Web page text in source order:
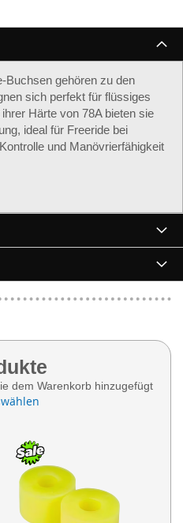
Buchsen gehören zu den
sich perfekt für flüssiges
Härte von 78A bieten sie
ideal für Freeride bei
und Manövrierfähigkeit
dem Warenkorb hinzugefügt